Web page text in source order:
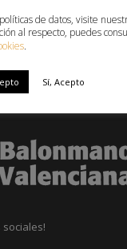
sociales!
de datos, visite
al respecto, puedes
.
Sí, Acepto